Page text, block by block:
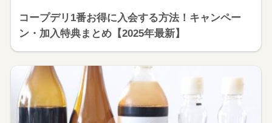
コープデリ1番お得に入会する方法！キャンペー
ン・加入特典まとめ【2025年最新】